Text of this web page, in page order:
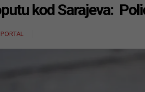
kod Sarajeva: